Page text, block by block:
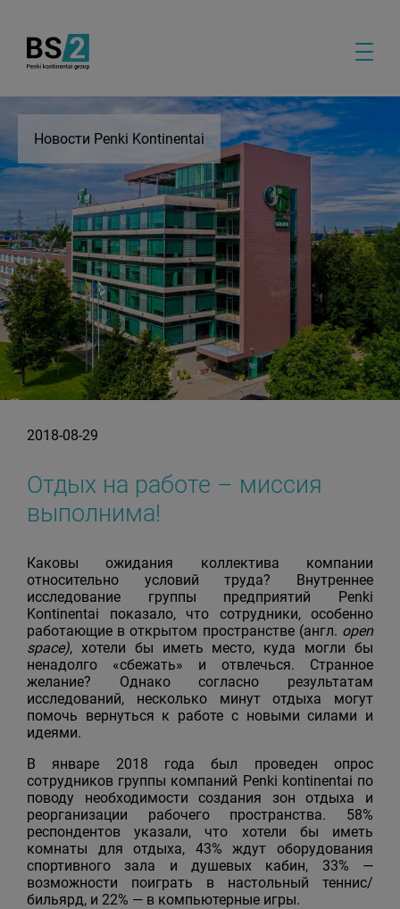
Новости Penki Kontinentai
2018-08-29
Отдых на работе – миссия
выполнима!
Каковы ожидания коллектива компании
относительно условий труда? Внутреннее
исследование группы предприятий Penki
Kontinentai показало, что сотрудники, особенно
работающие в открытом пространстве (англ. open
space), хотели бы иметь место, куда могли бы
ненадолго «сбежать» и отвлечься. Странное
желание? Однако согласно результатам
исследований, несколько минут отдыха могут
помочь вернуться к работе с новыми силами и
идеями.
В январе 2018 года был проведен опрос
сотрудников группы компаний Penki kontinentai по
поводу необходимости создания зон отдыха и
реорганизации рабочего пространства. 58%
респондентов указали, что хотели бы иметь
комнаты для отдыха, 43% ждут оборудования
спортивного зала и душевых кабин, 33% —
возможности поиграть в настольный теннис/
бильярд, и 22% — в компьютерные игры.